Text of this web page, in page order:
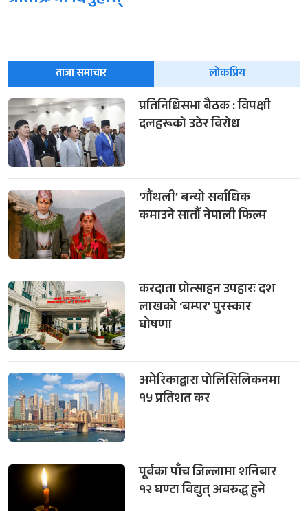
ताजा समाचार लोकप्रिय
प्रतिनिधिसभा बैठक : विपक्षी
दलहरूको उठेर विरोध
‘गौंथली’ बन्यो सर्वाधिक
कमाउने सातौँ नेपाली फिल्म
करदाता प्रोत्साहन उपहारः दश
लाखको ‘बम्पर’ पुरस्कार
घोषणा
अमेरिकाद्वारा पोलिसिलिकनमा
१५ प्रतिशत कर
पूर्वका पाँच जिल्लामा शनिबार
१२ घण्टा विद्युत् अवरुद्ध हुने